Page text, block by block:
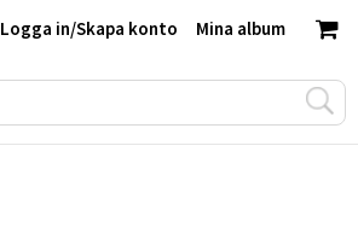
Mina album
Logga in/Skapa konto